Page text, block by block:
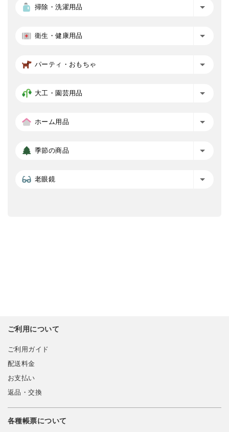
掃除・洗濯用品
衛生・健康用品
パーティ・おもちゃ
大工・園芸用品
ホーム用品
季節の商品
老眼鏡
ご利用について
ご利用ガイド
配送料金
お支払い
返品・交換
各種帳票について